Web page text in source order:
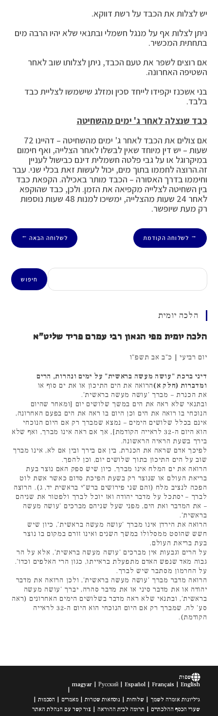
יש לצלות את הכבד על רשת דווקא.
ניתן לצלות אף על מנגל חשמלי ובתנאי שלא יהיו הרבה מים
בתחתית המכשיר.
אם רוצים לשפר את טעם הכבד, ניתן לצלותו שוב לאחר
השטיפה האחרונה.
בני אשכנז יקפידו לייחד סכין ומזלג שישמשו לצליית כבד
בלבד.
כבד שנצלה לאחר ג' ימים מהשחיטה
אם צולים את הכבד לאחר ג' ימים מהשחיטה – דהיינו 72
שעות – יש דין מיוחד שאין לבשלו לאחר הצלייה, ואף חימום
במיקרוגל או על גבי פלטה חשמלית דינם כבישול לעניין
זה.הרוצה לחממו בתוך מים, יכול לעשות זאת בכלי שני. עבר
וחיממו בדרך האסורה – הכבד מותר באכילה. הקפאת כבד
בין השחיטה לצלייה מקפיאה את הזמן. ולכן, כבד שהוקפא
לאחר 24 שעות מהצלייה, ימשיכו למנות 48 שעות נוספות
רק מעת שיופשר.
← לשלוחה הקודמת לשלוחה הבאה →
חיפוש
חיפוש
הלכה יומית
הלכה יומית מפי הגאון רבי עמרם פריד שליט"א
יום רביעי | כ"ב אב תשפ"ו
דיני ברכת "עושה מעשה בראשית" על ימים ונהרות, הרים
ומדברות (חלק א)הרואה את הים התיכון או את ים סוף או
את הכנרת – מברך 'עושה מעשה בראשית'.
ובתנאי שלא ראה את הים במשך שלושים יום [ומאחר שהיום
הנוכחי בו רואה את הים וכן היום בו ראה את הים בפעם האחרונה,
אינם בכלל שלושים הימים – נמצא שמברך רק אם היום הנוכחי
הוא היום ה-32 לראייה הקודמת], אך אם ראה אינו מברך, ואף שלא
בירך בשעת הראיה הראשונה.
לפיכך אדם שראה את הכנרת, בין אם בירך ובין אם לא, אינו מברך
שוב על הים התיכון בתוך שלושים יום, וכן להפך.
הרואה את ים המלח אינו מברך, כיון שיש ספק האם נוצר בעת
בריאת העולם או שנוצר רק בשעת הפיכת סדום כאשר אשת לוט
הפכה לנציב מלח (והם שני פירושים ברש"י בראשית יד, ג). הרוצה
לברך – יסתכל על מדבר יהודה ואז יוכל לברך ולפטור את שניהם
– את המדבר ואת הים, מפני שעל שניהם מברכים 'עושה מעשה
בראשית'.
הרואה את הירדן אינו מברך 'עושה מעשה בראשית', כיון שיש
חשש שהוסט ממסלולו במשך השנים ואינו זורם במקום בו נוצר
בעת בריאת העולם.
על הרים וגבעות אין מברכים 'עושה מעשה בראשית', אלא על הר
גבוה מאד שנפש האדם מתפעלת בראייתו, כגון הרי האלפים וכדו'.
על החרמון מסתבר שיש לברך.
הרואה מדבר מברך 'עושה מעשה בראשית', ולכן הרואה את מדבר
יהודה או את מדבר סיני או את מדבר סהרה, יברך 'עושה מעשה
בראשית', ובתנאי שלא ראה מדבר בשלושים הימים האחרונים (ראה
סע' לה, שמברך רק אם היום הנוכחי הוא היום ה-32 לראייה
הקודמת).
שפות
English
Français
Español
Русский
magyar
גיליונות אזמרה לשמך שלוחות נוסחאות שטרות מאמרים
הסכמות
שערי הכסף ההלכתיים
תרומה לבית ההוראה צור קשר עם הנהלת האתר